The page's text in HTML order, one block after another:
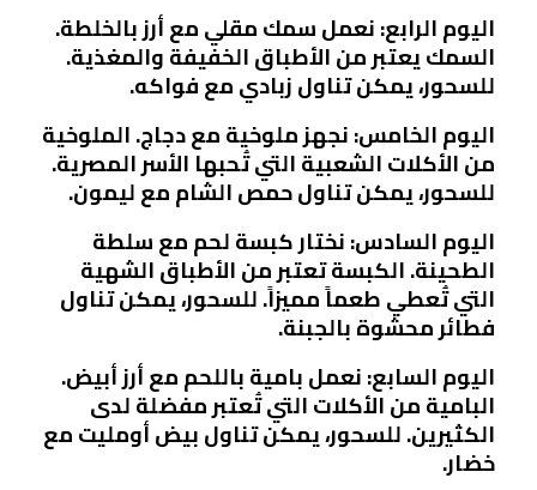
اليوم الرابع: نعمل سمك مقلي مع أرز بالخلطة.
السمك يعتبر من الأطباق الخفيفة والمغذية.
للسحور، يمكن تناول زبادي مع فواكه.
اليوم الخامس: نجهز ملوخية مع دجاج. الملوخية
من الأكلات الشعبية التي تُحبها الأسر المصرية.
للسحور، يمكن تناول حمص الشام مع ليمون.
اليوم السادس: نختار كبسة لحم مع سلطة
الطحينة. الكبسة تعتبر من الأطباق الشهية
التي تُعطي طعماً مميزاً. للسحور، يمكن تناول
فطائر محشوة بالجبنة.
اليوم السابع: نعمل بامية باللحم مع أرز أبيض.
البامية من الأكلات التي تُعتبر مفضلة لدى
الكثيرين. للسحور، يمكن تناول بيض أومليت مع
خضار.